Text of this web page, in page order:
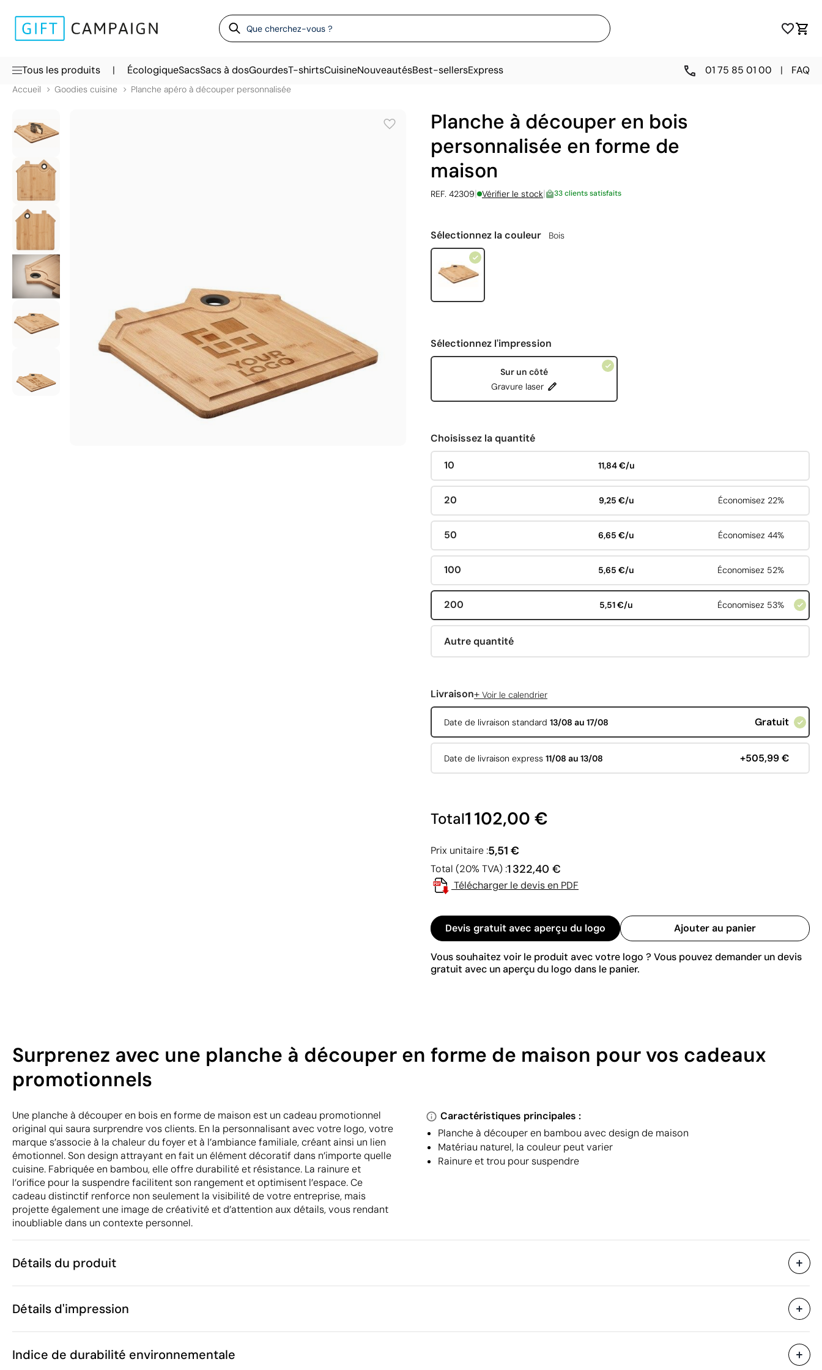
Tous les produits | ÉcologiqueSacsSacs à dosGourdesT-shirtsCuisineNouveautésBest-sellersExpress 01 75 85 01 00 | FAQ
Accueil Goodies cuisine Planche apéro à découper personnalisée
Planche à découper en bois
personnalisée en forme de
maison
REF. 42309| Vérifier le stock| 33 clients satisfaits
Sélectionnez la couleur Bois
Sélectionnez l'impression
Sur un côté
Gravure laser
Choisissez la quantité
10 11,84 €/u
20 9,25 €/u Économisez 22%
50 6,65 €/u Économisez 44%
100 5,65 €/u Économisez 52%
200 5,51 €/u Économisez 53%
Autre quantité
Livraison+ Voir le calendrier
Date de livraison standard 13/08 au 17/08 Gratuit
Date de livraison express 11/08 au 13/08 +505,99 €
Total1 102,00 €
Prix unitaire :5,51 €
Total (20% TVA) :1 322,40 €
Télécharger le devis en PDF
Devis gratuit avec aperçu du logo Ajouter au panier
Vous souhaitez voir le produit avec votre logo ? Vous pouvez demander un devis
gratuit avec un aperçu du logo dans le panier.
Surprenez avec une planche à découper en forme de maison pour vos cadeaux
promotionnels
Une planche à découper en bois en forme de maison est un cadeau promotionnel
original qui saura surprendre vos clients. En la personnalisant avec votre logo, votre
marque s’associe à la chaleur du foyer et à l’ambiance familiale, créant ainsi un lien
émotionnel. Son design attrayant en fait un élément décoratif dans n’importe quelle
cuisine. Fabriquée en bambou, elle offre durabilité et résistance. La rainure et
l’orifice pour la suspendre facilitent son rangement et optimisent l’espace. Ce
cadeau distinctif renforce non seulement la visibilité de votre entreprise, mais
projette également une image de créativité et d’attention aux détails, vous rendant
inoubliable dans un contexte personnel.
Caractéristiques principales :
Planche à découper en bambou avec design de maison
Matériau naturel, la couleur peut varier
Rainure et trou pour suspendre
Détails du produit
Caractéristiques
Code du produit
Poids
455 g
Emballage
Détails d'impression
Indice de durabilité environnementale